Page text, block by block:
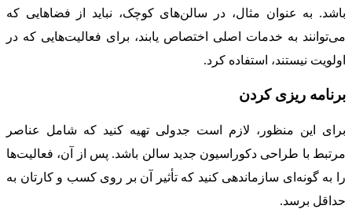
باشد. به عنوان مثال، در سالن‌های کوچک، نباید از فضاهایی که
می‌توانند به خدمات اصلی اختصاص یابند، برای فعالیت‌هایی که در
اولویت نیستند، استفاده کرد.
برنامه ریزی کردن
برای این منظور، لازم است جدولی تهیه کنید که شامل عناصر
مرتبط با طراحی دکوراسیون جدید سالن باشد. پس از آن، فعالیت‌ها
را به گونه‌ای سازماندهی کنید که تأثیر آن بر روی کسب و کارتان به
حداقل برسد.